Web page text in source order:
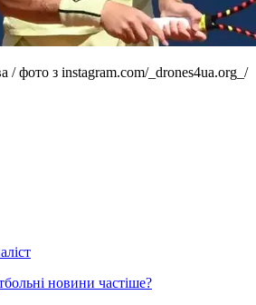
/ фото з instagram.com/_drones4ua.org_/
новини частіше?